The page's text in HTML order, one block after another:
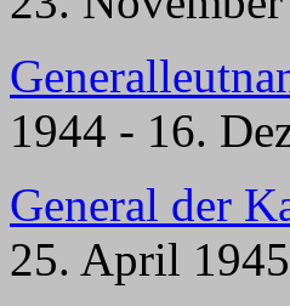
1944 - 16.
General der
25. April 1945